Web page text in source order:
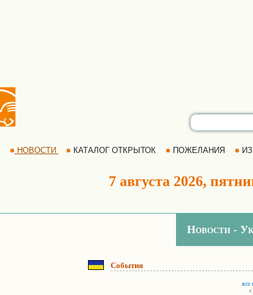
НОВОСТИ КАТАЛОГ ОТКРЫТОК ПОЖЕЛАНИЯ ИЗ
7 августа 2026,
Новости -
События
все